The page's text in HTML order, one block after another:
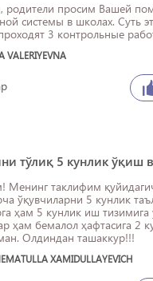
родители просим Вашей
Суть этой системы в том, что за
3 контрольные
VALERIYEVNA
тўлиқ 5 кунлик ўқиш
қуйидагича: Умумий ўрта таълим
ўқувчиларни 5 кунлик
ҳам 5 кунлик иш тизимига
ҳам бемалол ҳафтасига 2
Олдиндан ташаккур!!!
XAMIDULLAYEVICH